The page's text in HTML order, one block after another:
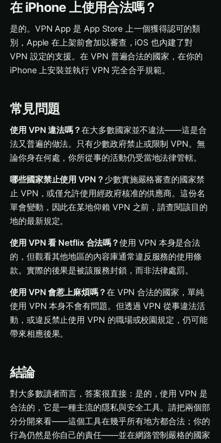
在 iPhone 上使用合法嗎？
是的。VPN App 是 App Store 上一個獲得認可的類
別，Apple 在上架前會加以審查，iOS 也內建了對
VPN 設定的支援。在 VPN 普遍合法的國家，在你的
iPhone 上安裝並執行 VPN 完全合乎規範。
常見問題
使用 VPN 違法嗎？在大多數國家並不違法——這是合
法又普遍的做法。只有少數政府禁止或限制 VPN。無
論你身在何處，你所從事的活動仍受當地法律管轄。
哪些國家禁止使用 VPN？ 少數實施嚴格審查的國家禁
止 VPN，或僅允許使用經政府核准的供應商。這份名
單會變動，因此在某地仰賴 VPN 之前，請查閱該目的
地的最新規定。
使用 VPN 看 Netflix 合法嗎？使用 VPN 本身是合法
的，但觀看其他地區的內容庫通常違反服務的使用條
款。實際的後果是被該服務封鎖，而非法律處罰。
使用 VPN 會惹上麻煩嗎？ 在 VPN 合法的國家，單純
使用 VPN 本身不會有問題。但透過 VPN 從事違法活
動，或違反禁止使用 VPN 的職場或校園規定，仍可能
帶來相應後果。
結論
對大多數讀者而言，答案很直接：是的，使用 VPN 是
合法的，它是一種主流的隱私與安全工具。請把兩個部
分分開來看——這個工具在幾乎所有地方都合法；你的
行為仍然是你自己的責任——並在網路管制嚴格的國家